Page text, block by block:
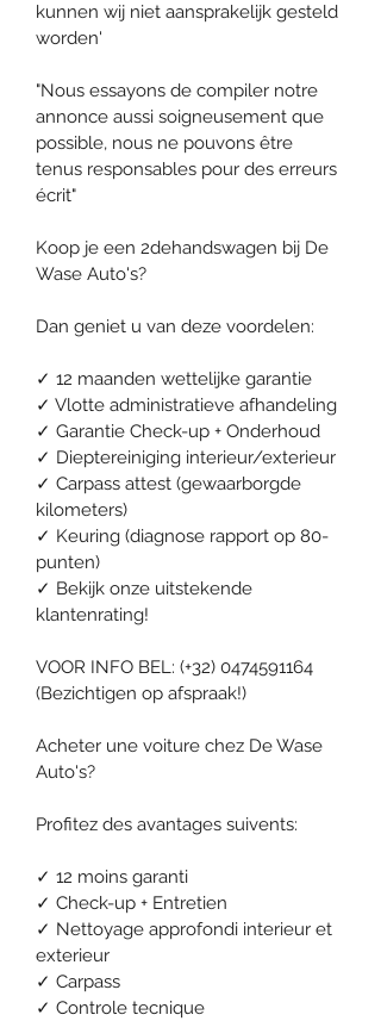
kunnen wij niet aansprakelijk gesteld
worden'
"Nous essayons de compiler notre
annonce aussi soigneusement que
possible, nous ne pouvons être
tenus responsables pour des erreurs
écrit"
Koop je een 2dehandswagen bij De
Wase Auto's?
Dan geniet u van deze voordelen:
✓ 12 maanden wettelijke garantie
✓ Vlotte administratieve afhandeling
✓ Garantie Check-up + Onderhoud
✓ Dieptereiniging interieur/exterieur
✓ Carpass attest (gewaarborgde
kilometers)
✓ Keuring (diagnose rapport op 80-
punten)
✓ Bekijk onze uitstekende
klantenrating!
VOOR INFO BEL: (+32) 0474591164
(Bezichtigen op afspraak!)
Acheter une voiture chez De Wase
Auto's?
Profitez des avantages suivents:
✓ 12 moins garanti
✓ Check-up + Entretien
✓ Nettoyage approfondi interieur et
exterieur
✓ Carpass
✓ Controle tecnique